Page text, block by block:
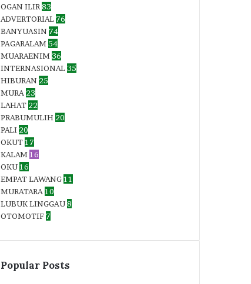
OGAN ILIR83
ADVERTORIAL 76
BANYUASIN 74
PAGARALAM54
MUARAENIM36
INTERNASIONAL35
HIBURAN 25
MURA 23
LAHAT 22
PRABUMULIH 20
PALI 20
OKUT17
KALAM16
OKU16
EMPAT LAWANG11
MURATARA10
LUBUK LINGGAU8
OTOMOTIF 7
Popular Posts